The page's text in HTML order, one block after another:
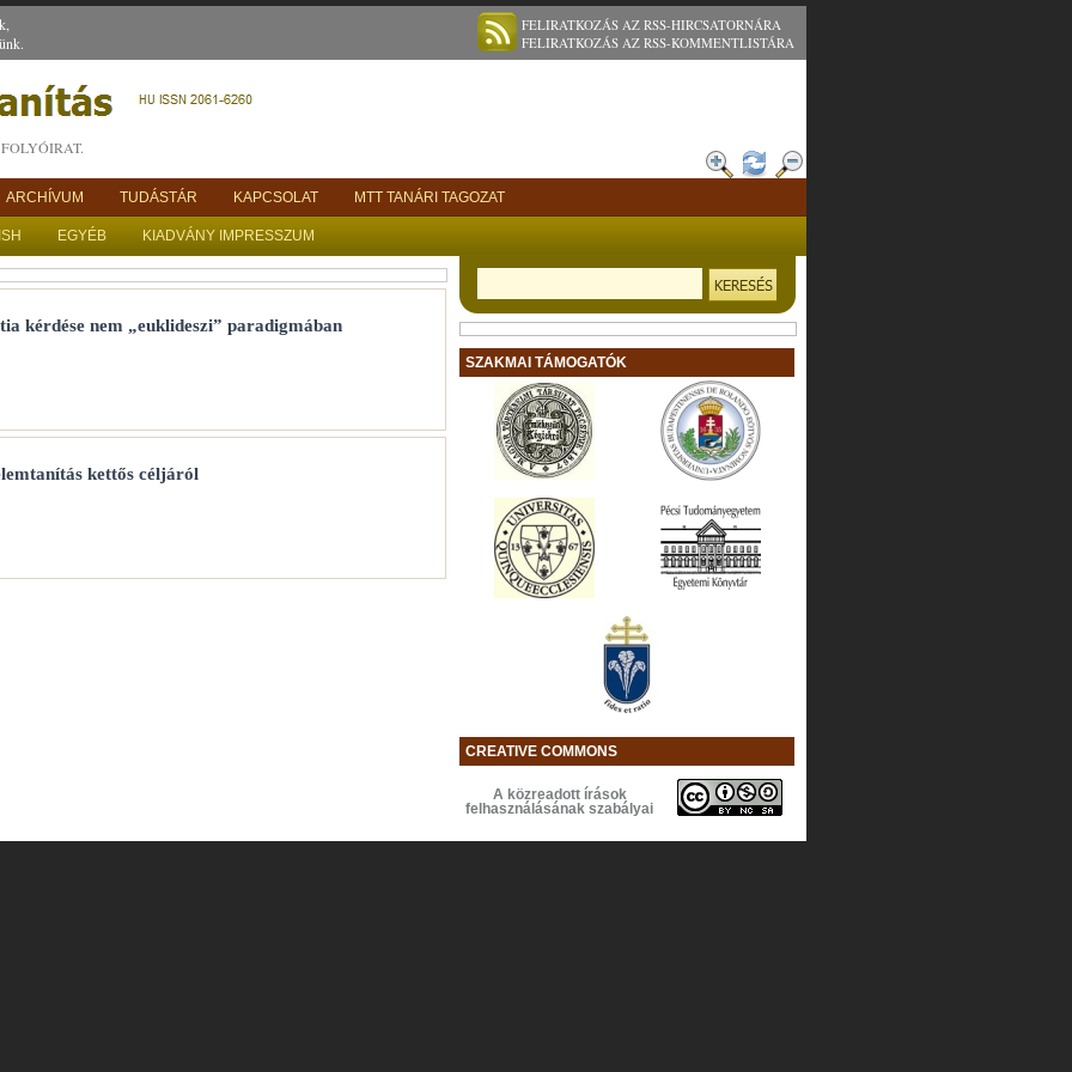
FELIRATKOZÁS AZ RSS-HIRCSATORNÁRA
FELIRATKOZÁS AZ RSS-KOMMENTLISTÁRA
ARCHÍVUM TUDÁSTÁR KAPCSOLAT MTT TANÁRI TAGOZAT
EGYÉB KIADVÁNY IMPRESSZUM
kérdése nem „euklideszi” paradigmában
kettős céljáról
SZAKMAI TÁMOGATÓK
CREATIVE COMMONS
A közreadott írások
felhasználásának szabályai